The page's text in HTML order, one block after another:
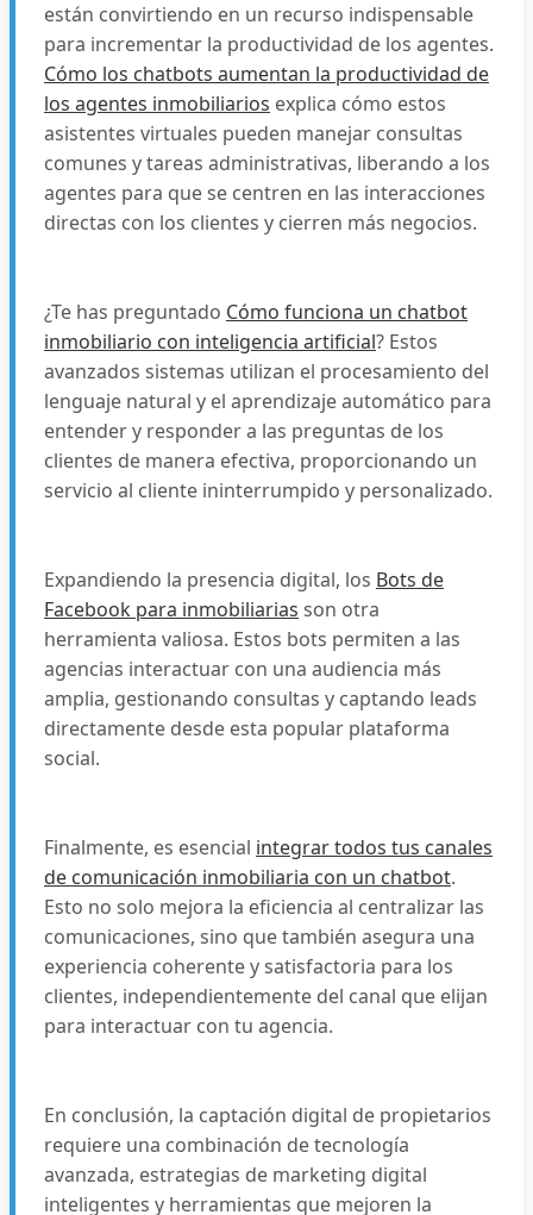
están convirtiendo en un recurso indispensable
para incrementar la productividad de los agentes.
Cómo los chatbots aumentan la productividad de
los agentes inmobiliarios explica cómo estos
asistentes virtuales pueden manejar consultas
comunes y tareas administrativas, liberando a los
agentes para que se centren en las interacciones
directas con los clientes y cierren más negocios.
¿Te has preguntado Cómo funciona un chatbot
inmobiliario con inteligencia artificial? Estos
avanzados sistemas utilizan el procesamiento del
lenguaje natural y el aprendizaje automático para
entender y responder a las preguntas de los
clientes de manera efectiva, proporcionando un
servicio al cliente ininterrumpido y personalizado.
Expandiendo la presencia digital, los Bots de
Facebook para inmobiliarias son otra
herramienta valiosa. Estos bots permiten a las
agencias interactuar con una audiencia más
amplia, gestionando consultas y captando leads
directamente desde esta popular plataforma
social.
Finalmente, es esencial integrar todos tus canales
de comunicación inmobiliaria con un chatbot.
Esto no solo mejora la eficiencia al centralizar las
comunicaciones, sino que también asegura una
experiencia coherente y satisfactoria para los
clientes, independientemente del canal que elijan
para interactuar con tu agencia.
En conclusión, la captación digital de propietarios
requiere una combinación de tecnología
avanzada, estrategias de marketing digital
inteligentes y herramientas que mejoren la